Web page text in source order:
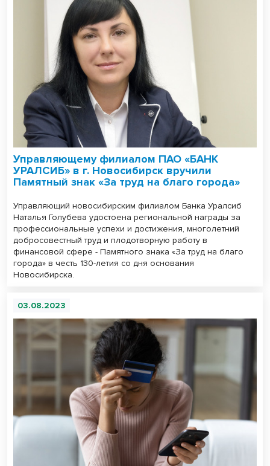
Управляющему филиалом ПАО «БАНК
УРАЛСИБ» в г. Новосибирск вручили
Памятный знак «За труд на благо города»
Управляющий новосибирским филиалом Банка Уралсиб
Наталья Голубева удостоена региональной награды за
профессиональные успехи и достижения, многолетний
добросовестный труд и плодотворную работу в
финансовой сфере - Памятного знака «За труд на благо
города» в честь 130-летия со дня основания
Новосибирска.
03.08.2023